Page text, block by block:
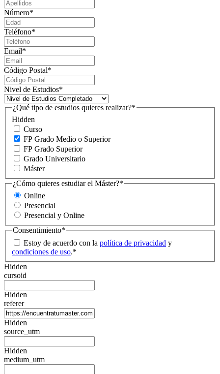
Número*
Teléfono*
Email*
Código Postal*
Nivel de Estudios*
Hidden
¿Qué tipo de estudios quieres realizar?*
Curso
FP Grado Medio o Superior
FP Grado Superior
Grado Universitario
Máster
¿Cómo quieres estudiar el Máster?*
Online
Presencial
Presencial y Online
Consentimiento*
Estoy de acuerdo con la política de privacidad y
condiciones de uso.*
Hidden
cursoid
Hidden
referer
Hidden
source_utm
Hidden
medium_utm